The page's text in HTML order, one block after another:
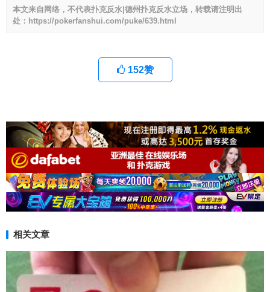
本文来自网络，不代表扑克反水|德州扑克反水立场，转载请注明出
处：https://pokerfanshui.com/puke/639.html
152赞
相关文章